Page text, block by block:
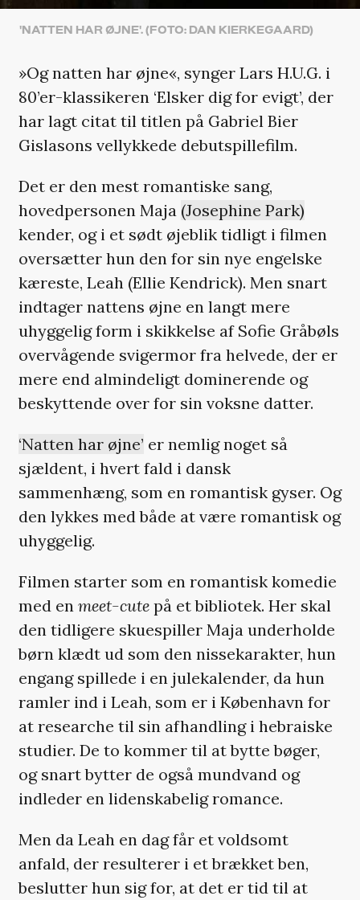
'NATTEN HAR ØJNE'. (FOTO: DAN KIERKEGAARD)
»Og natten har øjne«, synger Lars H.U.G. i
80’er-klassikeren ‘Elsker dig for evigt’, der
har lagt citat til titlen på Gabriel Bier
Gislasons vellykkede debutspillefilm.
Det er den mest romantiske sang,
hovedpersonen Maja (Josephine Park)
kender, og i et sødt øjeblik tidligt i filmen
oversætter hun den for sin nye engelske
kæreste, Leah (Ellie Kendrick). Men snart
indtager nattens øjne en langt mere
uhyggelig form i skikkelse af Sofie Gråbøls
overvågende svigermor fra helvede, der er
mere end almindeligt dominerende og
beskyttende over for sin voksne datter.
‘Natten har øjne’ er nemlig noget så
sjældent, i hvert fald i dansk
sammenhæng, som en romantisk gyser. Og
den lykkes med både at være romantisk og
uhyggelig.
Filmen starter som en romantisk komedie
med en meet-cutepå et bibliotek. Her skal
den tidligere skuespiller Maja underholde
børn klædt ud som den nissekarakter, hun
engang spillede i en julekalender, da hun
ramler ind i Leah, som er i København for
at researche til sin afhandling i hebraiske
studier. De to kommer til at bytte bøger,
og snart bytter de også mundvand og
indleder en lidenskabelig romance.
Men da Leah en dag får et voldsomt
anfald, der resulterer i et brækket ben,
beslutter hun sig for, at det er tid til at